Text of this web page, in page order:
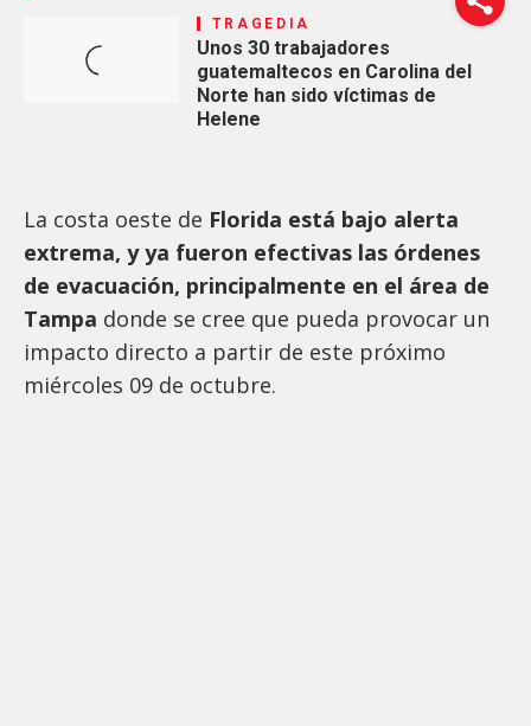
TRAGEDIA
Unos 30 trabajadores
guatemaltecos en Carolina del
Norte han sido víctimas de
Helene
La costa oeste de Florida está bajo alerta
extrema, y ya fueron efectivas las órdenes
de evacuación, principalmente en el área de
Tampa donde se cree que pueda provocar un
impacto directo a partir de este próximo
miércoles 09 de octubre.